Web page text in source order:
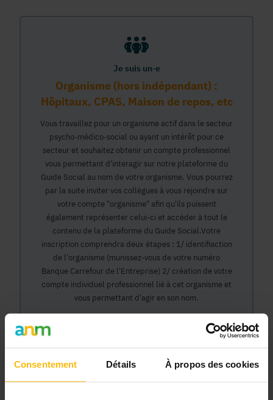
Consentement Détails À propos des cookies
Je suis un·e
Organisme (hors indépendant) :
Hôpitaux, CPAS, Maison de repos, etc
Vous travaillez pour un organisme actif dans le secteur
psycho-médico-social ou ayant un intérêt pour ce
secteur et souhaitez obtenir un compte professionnel
vous permettant d'interagir sur notre plateforme du
Guide Social au nom de votre organisme. Vous pourrez
par la suite inviter vos collègues à vous rejoindre sur
votre compte "organisme" afin qu'ils puissent
également représenter celui-ci et accéder à tout le
contenu de la plateforme du Guide Social.Votre
inscription comprendra deux étapes : 1/ identifiaction
de l'organisme (munissez-vous de votre numéro
Banque Carrefour de l'Entreprise) 2/ création de votre
compte individuel professionnel lié à cet organisme et
vous permettant d'agir en son nom.